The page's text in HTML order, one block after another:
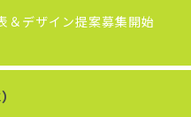
＆デザイン提案募集開始